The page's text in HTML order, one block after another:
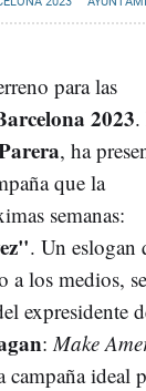
para las
2023.
, ha
que la
semanas:
. Un eslogan
a los medios,
expresidente
: Make
campaña ideal